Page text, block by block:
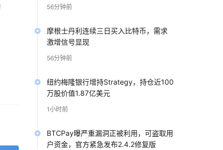
56分钟前
摩根士丹利连续三日买入比特币，需求
激增信号显现
56分钟前
纽约梅隆银行增持Strategy，持仓近100
万股价值1.87亿美元
1小时前
BTCPay曝严重漏洞正被利用，可盗取用
户资金，官方紧急发布2.4.2修复版